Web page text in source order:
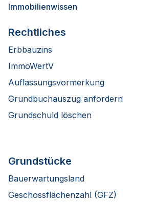
Immobilienwissen
Rechtliches
Erbbauzins
ImmoWertV
Auflassungsvormerkung
Grundbuchauszug anfordern
Grundschuld löschen
Grundstücke
Bauerwartungsland
Geschossflächenzahl (GFZ)